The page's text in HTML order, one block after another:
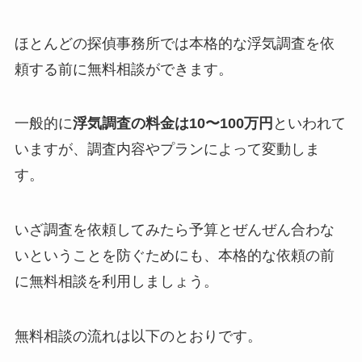
ほとんどの探偵事務所では本格的な浮気調査を依
頼する前に無料相談ができます。
一般的に浮気調査の料金は10〜100万円 といわれて
いますが、調査内容やプランによって変動しま
す。
いざ調査を依頼してみたら予算とぜんぜん合わな
いということを防ぐためにも、本格的な依頼の前
に無料相談を利用しましょう。
無料相談の流れは以下のとおりです。